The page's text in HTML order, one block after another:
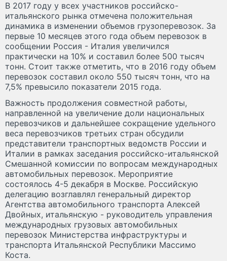
В 2017 году у всех участников российско-
итальянского рынка отмечена положительная
динамика в изменении объемов грузоперевозок. За
первые 10 месяцев этого года объем перевозок в
сообщении Россия - Италия увеличился
практически на 10% и составил более 500 тысяч
тонн. Стоит также отметить, что в 2016 году объем
перевозок составил около 550 тысяч тонн, что на
7,5% превысило показатели 2015 года.
Важность продолжения совместной работы,
направленной на увеличение доли национальных
перевозчиков и дальнейшее сокращение удельного
веса перевозчиков третьих стран обсудили
представители транспортных ведомств России и
Италии в рамках заседания российско-итальянской
Смешанной комиссии по вопросам международных
автомобильных перевозок. Мероприятие
состоялось 4-5 декабря в Москве. Российскую
делегацию возглавлял генеральный директор
Агентства автомобильного транспорта Алексей
Двойных, итальянскую - руководитель управления
международных грузовых автомобильных
перевозок Министерства инфраструктуры и
транспорта Итальянской Республики Массимо
Коста.